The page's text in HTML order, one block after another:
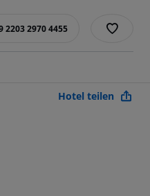
2203 2970 4455
Hotel teilen